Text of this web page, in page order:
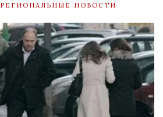
РЕГИОНАЛЬНЫЕ НОВОСТИ